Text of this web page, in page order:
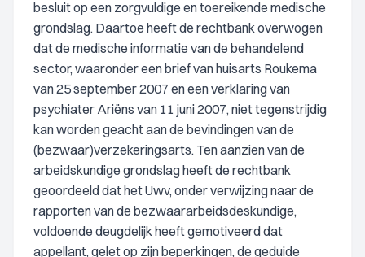
besluit op een zorgvuldige en toereikende medische
grondslag. Daartoe heeft de rechtbank overwogen
dat de medische informatie van de behandelend
sector, waaronder een brief van huisarts Roukema
van 25 september 2007 en een verklaring van
psychiater Ariëns van 11 juni 2007, niet tegenstrijdig
kan worden geacht aan de bevindingen van de
(bezwaar)verzekeringsarts. Ten aanzien van de
arbeidskundige grondslag heeft de rechtbank
geoordeeld dat het Uwv, onder verwijzing naar de
rapporten van de bezwaararbeidsdeskundige,
voldoende deugdelijk heeft gemotiveerd dat
appellant, gelet op zijn beperkingen, de geduide